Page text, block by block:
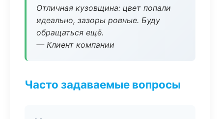
Отличная кузовщина: цвет попали
идеально, зазоры ровные. Буду
обращаться ещё.
— Клиент компании
Часто задаваемые вопросы